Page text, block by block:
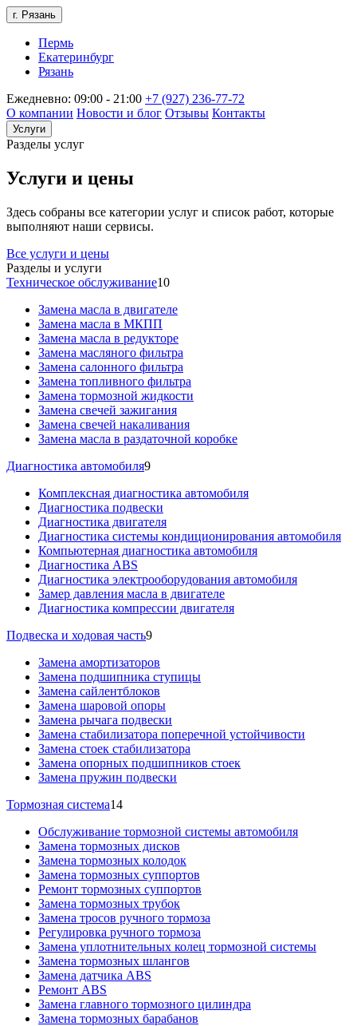
г. Рязань
Пермь
Екатеринбург
Рязань
Ежедневно: 09:00 - 21:00 +7 (927) 236-77-72
О компании Новости и блог Отзывы Контакты
Услуги
Разделы услуг
Услуги и цены
Здесь собраны все категории услуг и список работ, которые
выполняют наши сервисы.
Все услуги и цены
Разделы и услуги
Техническое обслуживание10
Замена масла в двигателе
Замена масла в МКПП
Замена масла в редукторе
Замена масляного фильтра
Замена салонного фильтра
Замена топливного фильтра
Замена тормозной жидкости
Замена свечей зажигания
Замена свечей накаливания
Замена масла в раздаточной коробке
Диагностика автомобиля9
Комплексная диагностика автомобиля
Диагностика подвески
Диагностика двигателя
Диагностика системы кондиционирования автомобиля
Компьютерная диагностика автомобиля
Диагностика ABS
Диагностика электрооборудования автомобиля
Замер давления масла в двигателе
Диагностика компрессии двигателя
Подвеска и ходовая часть9
Замена амортизаторов
Замена подшипника ступицы
Замена сайлентблоков
Замена шаровой опоры
Замена рычага подвески
Замена стабилизатора поперечной устойчивости
Замена стоек стабилизатора
Замена опорных подшипников стоек
Замена пружин подвески
Тормозная система14
Обслуживание тормозной системы автомобиля
Замена тормозных дисков
Замена тормозных колодок
Замена тормозных суппортов
Ремонт тормозных суппортов
Замена тормозных трубок
Замена тросов ручного тормоза
Регулировка ручного тормоза
Замена уплотнительных колец тормозной системы
Замена тормозных шлангов
Замена датчика ABS
Ремонт ABS
Замена главного тормозного цилиндра
Замена тормозных барабанов